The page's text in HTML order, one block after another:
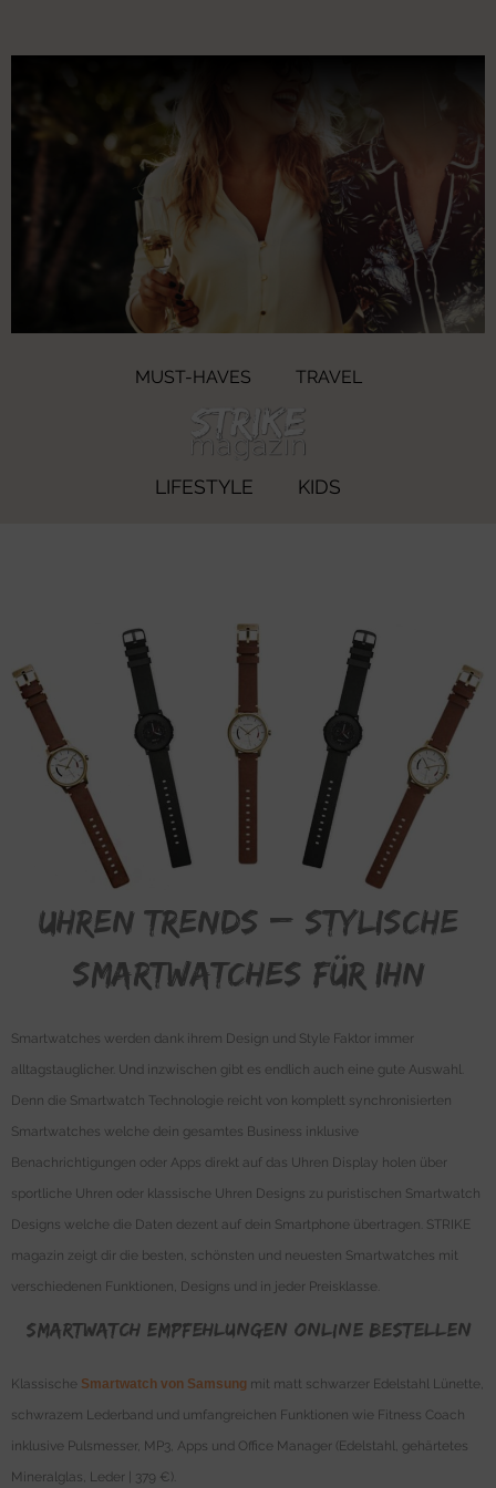
MUST-HAVES TRAVEL
LIFESTYLE KIDS
Uhren Trends – Stylische
Smartwatches für ihn
Smartwatches werden dank ihrem Design und Style Faktor immer
alltagstauglicher. Und inzwischen gibt es endlich auch eine gute Auswahl.
Denn die Smartwatch Technologie reicht von komplett synchronisierten
Smartwatches welche dein gesamtes Business inklusive
Benachrichtigungen oder Apps direkt auf das Uhren Display holen über
sportliche Uhren oder klassische Uhren Designs zu puristischen Smartwatch
Designs welche die Daten dezent auf dein Smartphone übertragen. STRIKE
magazin zeigt dir die besten, schönsten und neuesten Smartwatches mit
verschiedenen Funktionen, Designs und in jeder Preisklasse.
Smartwatch Empfehlungen online bestellen
Klassische Smartwatch von Samsung mit matt schwarzer Edelstahl Lünette,
schwrazem Lederband und umfangreichen Funktionen wie Fitness Coach
inklusive Pulsmesser, MP3, Apps und Office Manager (Edelstahl, gehärtetes
Mineralglas, Leder | 379 €).